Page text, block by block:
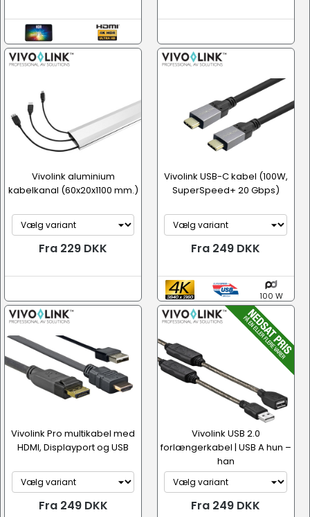
Vivolink aluminium
kabelkanal (60x20x1100 mm.)
Fra 229 DKK
Vivolink USB-C kabel (100W,
SuperSpeed+ 20 Gbps)
Fra 249 DKK
100 W
Vivolink Pro multikabel med
HDMI, Displayport og USB
Fra 249 DKK
Vivolink USB 2.0
forlængerkabel | USB A hun –
han
Fra 249 DKK